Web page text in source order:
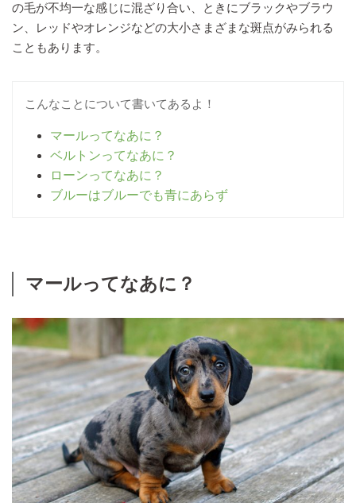
の毛が不均一な感じに混ざり合い、ときにブラックやブラウ
ン、レッドやオレンジなどの大小さまざまな斑点がみられる
こともあります。
こんなことについて書いてあるよ！
マールってなあに？
ベルトンってなあに？
ローンってなあに？
ブルーはブルーでも青にあらず
マールってなあに？